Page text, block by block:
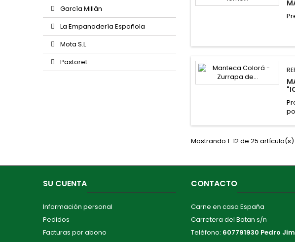
García Millän
La Empanadería Española
Mota S.L
Pastoret
Mostrando 1-12 de 25 artículo(s)
SU CUENTA
Información personal
Pedidos
Facturas por abono
CONTACTO
Carne en casa España
Carretera del Batan s/n
Teléfono: 607791930 Pedro